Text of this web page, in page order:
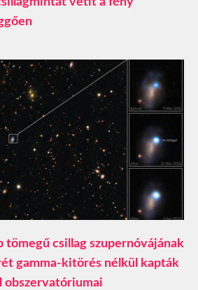
tömegű csillag szupernóvájának
gamma-kitörés nélkül kapták
obszervatóriumai